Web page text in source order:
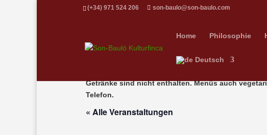
(+34) 971 524 206 son-baulo@son-baulo.com
Home Philosophie
Deutsch
Getränke sind nicht enthalten. Menüs auch
Telefon.
« Alle Veranstaltungen